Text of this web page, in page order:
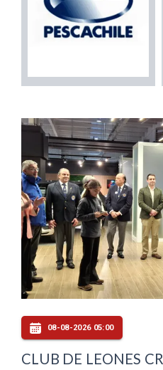
08-08-2026 05:00
CLUB DE LEONES